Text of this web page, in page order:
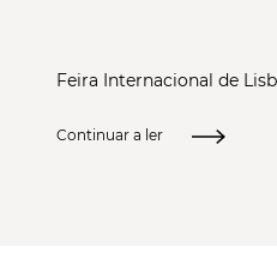
Feira Internacional de
Continuar a ler